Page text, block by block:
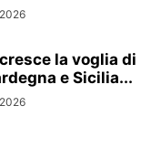
la voglia di
e Sicilia...